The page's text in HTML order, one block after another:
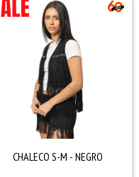
CHALECO S-M - NEGRO